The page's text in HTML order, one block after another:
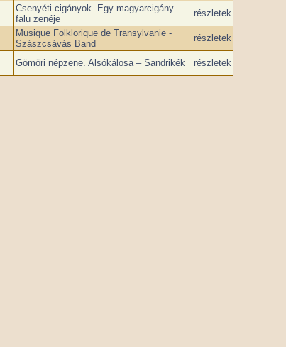
Csenyéti cigányok. Egy magyarcigány
falu zenéje
részletek
Musique Folklorique de Transylvanie -
Szászcsávás Band
részletek
Gömöri népzene. Alsókálosa – Sandrikék részletek